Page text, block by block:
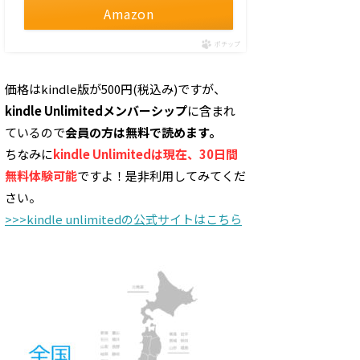
Amazon
ポチップ
価格はkindle版が500円(税込み)ですが、
kindle Unlimitedメンバーシップに含まれ
ているので会員の方は無料で読めます。
ちなみにkindle Unlimitedは現在、30日間
無料体験可能ですよ！是非利用してみてくだ
さい。
>>>kindle unlimitedの公式サイトはこちら